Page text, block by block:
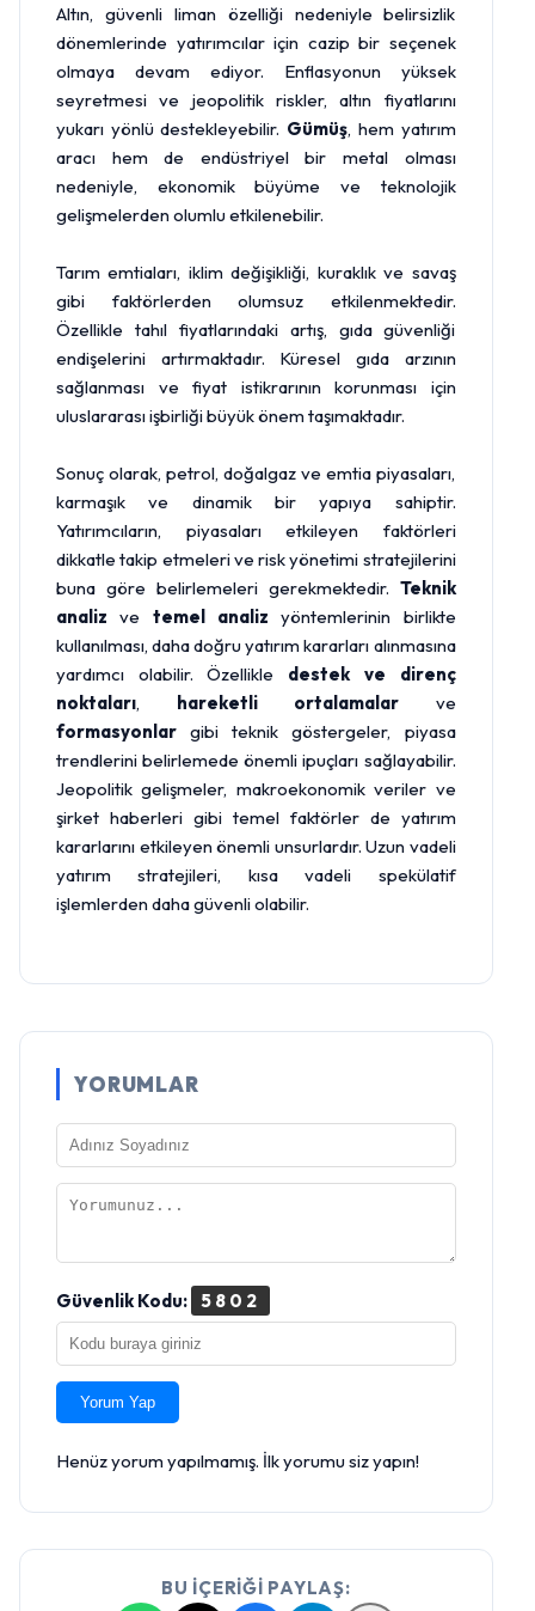
Altın, güvenli liman özelliği nedeniyle belirsizlik
dönemlerinde yatırımcılar için cazip bir seçenek
olmaya devam ediyor. Enflasyonun yüksek
seyretmesi ve jeopolitik riskler, altın fiyatlarını
yukarı yönlü destekleyebilir. Gümüş, hem yatırım
aracı hem de endüstriyel bir metal olması
nedeniyle, ekonomik büyüme ve teknolojik
gelişmelerden olumlu etkilenebilir.
Tarım emtiaları, iklim değişikliği, kuraklık ve savaş
gibi faktörlerden olumsuz etkilenmektedir.
Özellikle tahıl fiyatlarındaki artış, gıda güvenliği
endişelerini artırmaktadır. Küresel gıda arzının
sağlanması ve fiyat istikrarının korunması için
uluslararası işbirliği büyük önem taşımaktadır.
Sonuç olarak, petrol, doğalgaz ve emtia piyasaları,
karmaşık ve dinamik bir yapıya sahiptir.
Yatırımcıların, piyasaları etkileyen faktörleri
dikkatle takip etmeleri ve risk yönetimi stratejilerini
buna göre belirlemeleri gerekmektedir. Teknik
analiz ve temel analiz yöntemlerinin birlikte
kullanılması, daha doğru yatırım kararları alınmasına
yardımcı olabilir. Özellikle destek ve direnç
noktaları, hareketli ortalamalar ve
formasyonlar gibi teknik göstergeler, piyasa
trendlerini belirlemede önemli ipuçları sağlayabilir.
Jeopolitik gelişmeler, makroekonomik veriler ve
şirket haberleri gibi temel faktörler de yatırım
kararlarını etkileyen önemli unsurlardır. Uzun vadeli
yatırım stratejileri, kısa vadeli spekülatif
işlemlerden daha güvenli olabilir.
YORUMLAR
Güvenlik Kodu: 5802
Yorum Yap
Henüz yorum yapılmamış. İlk yorumu siz yapın!
BU İÇERİĞİ PAYLAŞ: